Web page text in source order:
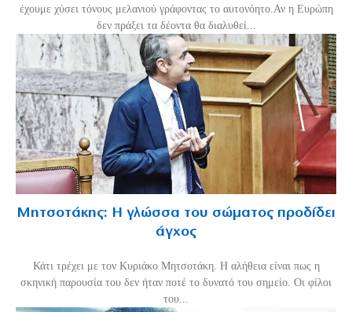
έχουμε χύσει τόνους μελανιού γράφοντας το αυτονόητο.Αν η Ευρώπη
δεν πράξει τα δέοντα θα διαλυθεί...
Μητσοτάκης: Η γλώσσα του σώματος προδίδει
άγχος
Κάτι τρέχει με τον Κυριάκο Μητσοτάκη. Η αλήθεια είναι πως η
σκηνική παρουσία του δεν ήταν ποτέ το δυνατό του σημείο. Οι φίλοι
του...